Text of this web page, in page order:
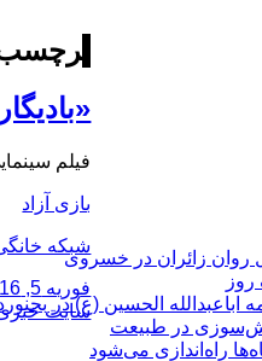
روان زائران در خسروی
اباعبدالله الحسین (ع) در
در طبیعت
راه‌اندازی می‌شود
فیلم
بازی آزاد
شبکه
ارسال
شده
فوریه 5, 2016
سایت